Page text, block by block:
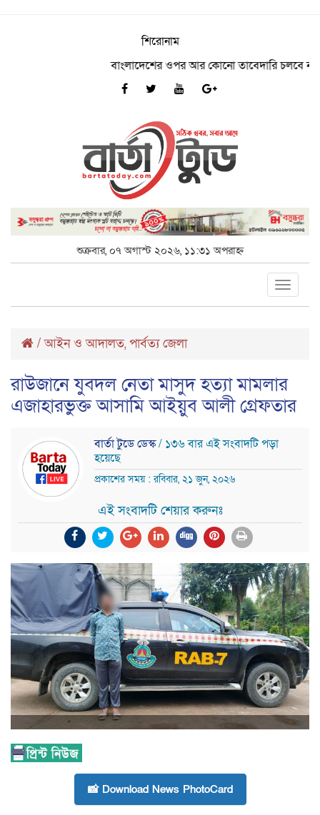
শিরোনাম
বাংলাদেশের ওপর আর কোনো তাবেদারি চলবে না- ভূমি
শুক্রবার, ০৭ অগাস্ট ২০২৬, ১১:৩১ অপরাহ্ন
Toggle
/আইন ও আদালত,পার্বত্য জেলা
রাউজানে যুবদল নেতা মাসুদ হত্যা মামলার
এজাহারভুক্ত আসামি আইয়ুব আলী গ্রেফতার
বার্তা টুডে ডেস্ক/ ১৩৬ বার এই সংবাদটি পড়া
হয়েছে
প্রকাশের সময় : রবিবার, ২১ জুন, ২০২৬
এই সংবাদটি শেয়ার করুনঃ
📸 Download News PhotoCard